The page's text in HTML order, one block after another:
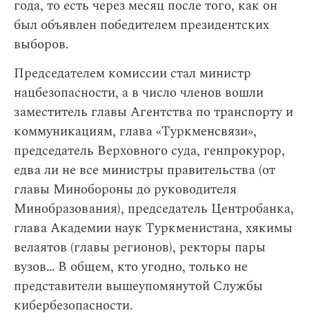
года, то есть через месяц после того, как он
был объявлен победителем президентских
выборов.
Председателем комиссии стал министр
нацбезопасности, а в число членов вошли
заместитель главы Агентства по транспорту и
коммуникациям, глава «Туркменсвязи»,
председатель Верховного суда, генпрокурор,
едва ли не все министры правительства (от
главы Минобороны до руководителя
Минобразования), председатель Центробанка,
глава Академии наук Туркменистана, хякимы
велаятов (главы регионов), ректоры пары
вузов… В общем, кто угодно, только не
представители вышеупомянутой Службы
кибербезопасности.